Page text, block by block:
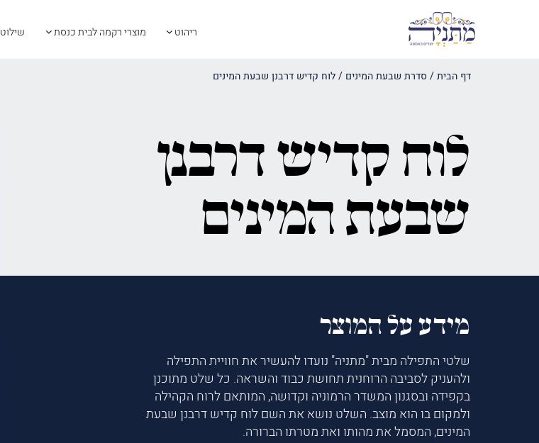
ריהוט מוצרי רקמה לבית כנסת שילוט
דף הבית/ סדרת שבעת המינים /לוח קדיש דרבנן שבעת המינים
לוח קדיש דרבנן
שבעת המינים
מידע על המוצר
שלטי התפילה מבית "מתניה" נועדו להעשיר את חוויית התפילה
ולהעניק לסביבה הרוחנית תחושת כבוד והשראה. כל שלט מתוכנן
בקפידה ובסגנון המשדר הרמוניה וקדושה, המותאם לרוח הקהילה
ולמקום בו הוא מוצב. השלט נושא את השם לוח קדיש דרבנן שבעת
המינים, המסמל את מהותו ואת מטרתו הברורה.